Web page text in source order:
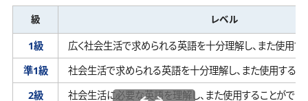
級 レベル
1級 広く社会生活で求められる英語を十分理解し、 また使用す
準1級
社会生活で求められる英語を十分理解し、 また使用するこ
2級
社会生活に必要な英語を理解し、 また使用することができ